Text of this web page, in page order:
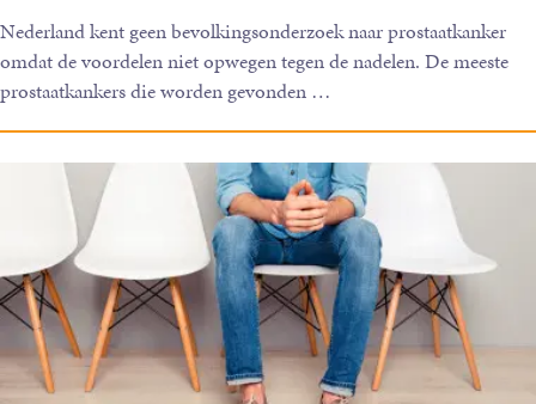
Nederland kent geen bevolkingsonderzoek naar prostaatkanker
omdat de voordelen niet opwegen tegen de nadelen. De meeste
prostaatkankers die worden gevonden …